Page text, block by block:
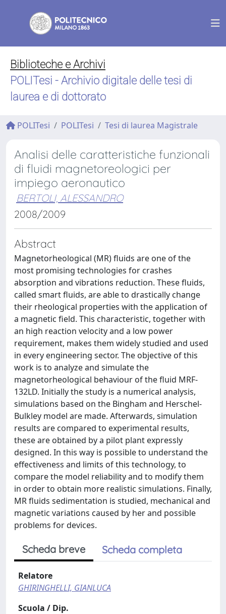
Biblioteche e Archivi
POLITesi - Archivio digitale delle tesi di
laurea e di dottorato
POLITesi POLITesi Tesi di laurea Magistrale
Analisi delle caratteristiche funzionali
di fluidi magnetoreologici per
impiego aeronautico
BERTOLI, ALESSANDRO
2008/2009
Abstract
Magnetorheological (MR) fluids are one of the
most promising technologies for crashes
absorption and vibrations reduction. These fluids,
called smart fluids, are able to drastically change
their rheological properties with the application of
a magnetic field. This characteristic, together with
an high reaction velocity and a low power
requirement, makes them widely studied and used
in every engineering sector. The objective of this
work is to analyze and simulate the
magnetorheological behaviour of the fluid MRF-
132LD. Initially the study is a numerical analysis,
simulations based on the Bingham and Herschel-
Bulkley model are made. Afterwards, simulation
results are compared to experimental results,
these are obtained by a pilot plant expressly
designed. In this way is possible to understand the
effectiveness and limits of this technology, to
compare the model reliability and to modify them
in order to obtain more realistic simulations. Finally,
MR fluids sedimentation is studied, mechanical and
magnetic variations caused by her and possible
problems for devices.
Scheda breve Scheda completa
Relatore
GHIRINGHELLI, GIANLUCA
Scuola / Dip.